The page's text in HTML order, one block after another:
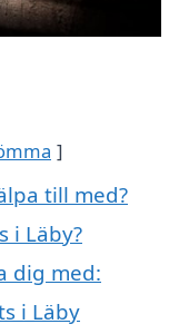
till med?
i Läby?
dig med:
i Läby